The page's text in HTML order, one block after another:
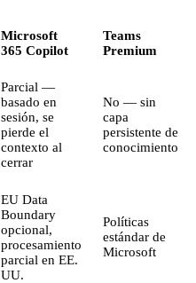
Microsoft
365 Copilot
Teams
Premium
Parcial —
basado en
sesión, se
pierde el
contexto al
cerrar
No — sin
capa
persistente de
conocimiento
EU Data
Boundary
opcional,
procesamiento
parcial en EE.
UU.
Políticas
estándar de
Microsoft